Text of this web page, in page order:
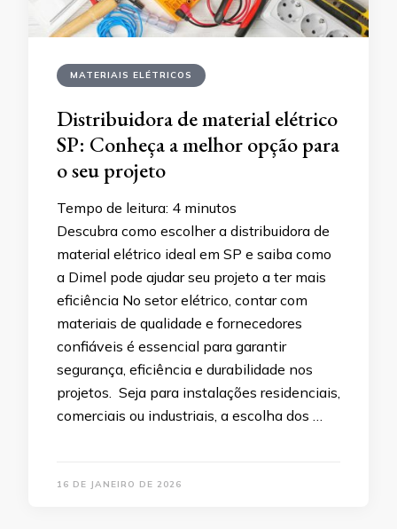
MATERIAIS ELÉTRICOS
Distribuidora de material elétrico
SP: Conheça a melhor opção para
o seu projeto
Tempo de leitura: 4 minutos
Descubra como escolher a distribuidora de
material elétrico ideal em SP e saiba como
a Dimel pode ajudar seu projeto a ter mais
eficiência No setor elétrico, contar com
materiais de qualidade e fornecedores
confiáveis é essencial para garantir
segurança, eficiência e durabilidade nos
projetos. Seja para instalações residenciais,
comerciais ou industriais, a escolha dos …
16 DE JANEIRO DE 2026